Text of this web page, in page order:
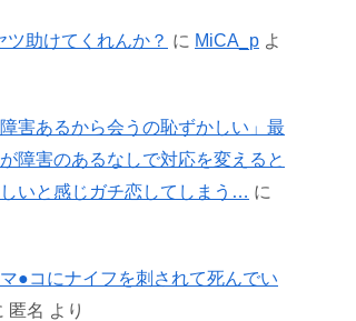
ツ助けてくれんか？ に MiCA_p よ
害あるから会うの恥ずかしい」最
が障害のあるなしで対応を変えると
いと感じガチ恋してしまう…
に
●コにナイフを刺されて死んでい
匿名 より